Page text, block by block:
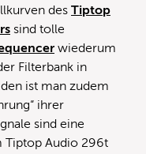
des Tiptop
sind tolle
wiederum
Filterbank in
ist man zudem
ihrer
sind eine
Tiptop Audio 296t